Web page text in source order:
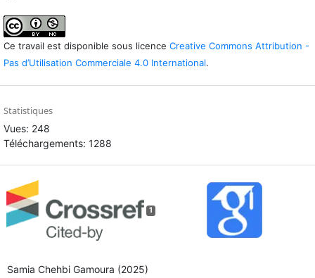
Ce travail est disponible sous licence Creative Commons Attribution -
Pas d’Utilisation Commerciale 4.0 International.
Statistiques
Vues: 248
Téléchargements: 1288
1
Samia Chehbi Gamoura (2025)